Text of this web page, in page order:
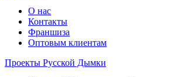
О нас
Контакты
Франшиза
Оптовым клиентам
Проекты Русской Дымки